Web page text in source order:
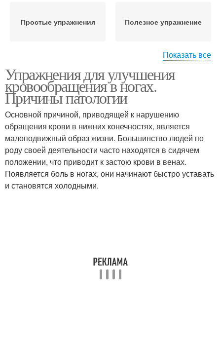
Простые упражнения Полезное упражнение
позиции
кровеносных сосудов
Упражнения для мужчин Кровообращение в тазу
Базовые упражнения
Упражнения для
Показать все
Упражнения для улучшения
кровообращения в ногах.
Причины патологии
Основной причиной, приводящей к нарушению
обращения крови в нижних конечностях, является
малоподвижный образ жизни. Большинство людей по
роду своей деятельности часто находятся в сидячем
положении, что приводит к застою крови в венах.
Появляется боль в ногах, они начинают быстро уставать
и становятся холодными.